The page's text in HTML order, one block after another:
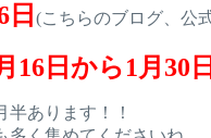
日 (こちらのブログ、公
16日から1月30
半あります！！